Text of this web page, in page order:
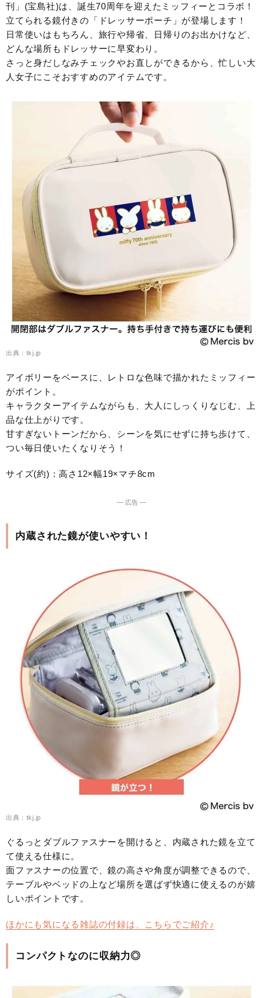
刊」(宝島社)は、誕生70周年を迎えたミッフィーとコラボ！
立てられる鏡付きの「ドレッサーポーチ」が登場します！
日常使いはもちろん、旅行や帰省、日帰りのお出かけなど、
どんな場所もドレッサーに早変わり。
さっと身だしなみチェックやお直しができるから、忙しい大
人女子にこそおすすめのアイテムです。
出典：tkj.jp
アイボリーをベースに、レトロな色味で描かれたミッフィー
がポイント。
キャラクターアイテムながらも、大人にしっくりなじむ、上
品な仕上がりです。
甘すぎないトーンだから、シーンを気にせずに持ち歩けて、
つい毎日使いたくなりそう！
サイズ(約)：高さ12×幅19×マチ8cm
― 広告 ―
内蔵された鏡が使いやすい！
出典：tkj.jp
ぐるっとダブルファスナーを開けると、内蔵された鏡を立て
て使える仕様に。
面ファスナーの位置で、鏡の高さや角度が調整できるので、
テーブルやベッドの上など場所を選ばず快適に使えるのが嬉
しいポイントです。
ほかにも気になる雑誌の付録は、こちらでご紹介♪
コンパクトなのに収納力◎